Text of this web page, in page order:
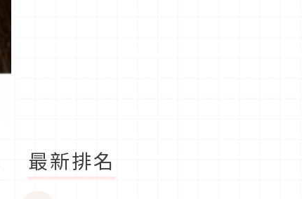
最新排名